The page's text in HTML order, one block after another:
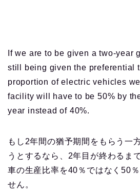
If we are to be given a two-year
still being given the preferential
proportion of electric vehicles
facility will have to be 50% by
year instead of 40%.
もし2年間の猶予期間をもらう一
うとするなら、2年目が終わるま
車の生産比率を40％ではなく50
せん。